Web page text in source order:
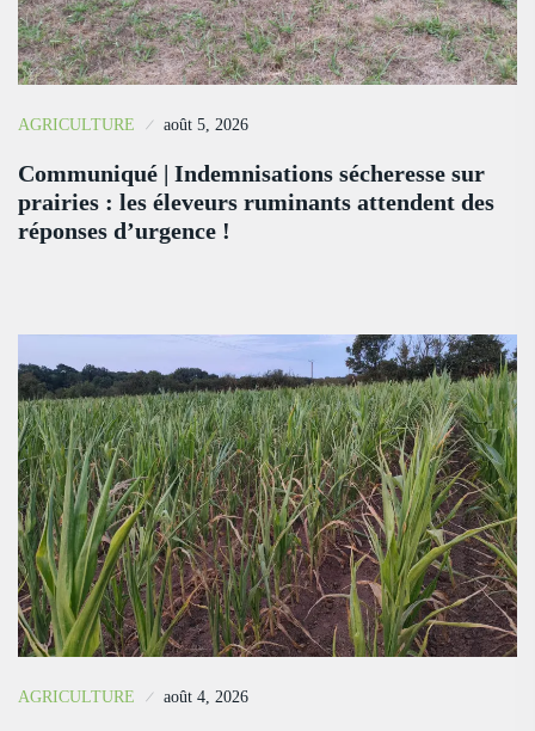
AGRICULTURE août 5, 2026
Communiqué | Indemnisations sécheresse sur
prairies : les éleveurs ruminants attendent des
réponses d’urgence !
AGRICULTURE août 4, 2026